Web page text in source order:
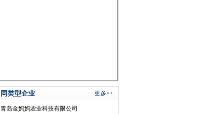
同类型企业 更多>>
青岛金妈妈农业科技有限公司